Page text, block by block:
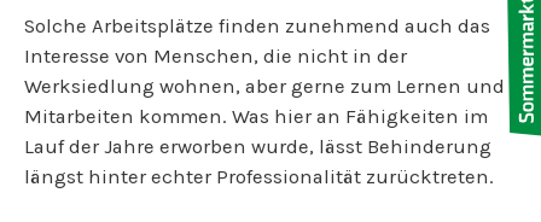
Solche Arbeitsplätze finden zunehmend auch das
Interesse von Menschen, die nicht in der
Werksiedlung wohnen, aber gerne zum Lernen und
Mitarbeiten kommen. Was hier an Fähigkeiten im
Lauf der Jahre erworben wurde, lässt Behinderung
längst hinter echter Professionalität zurücktreten.